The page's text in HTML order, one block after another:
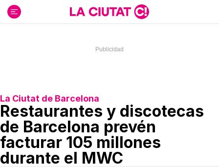
contenido
La Ciutat de Barcelona
Restaurantes y discotecas
de Barcelona prevén
facturar 105 millones
durante el MWC